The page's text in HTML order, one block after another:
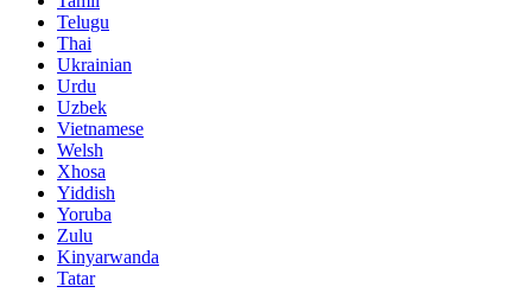
Telugu
Thai
Ukrainian
Urdu
Uzbek
Vietnamese
Welsh
Xhosa
Yiddish
Yoruba
Zulu
Kinyarwanda
Tatar